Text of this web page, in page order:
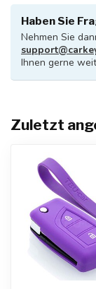
Haben Sie
Nehmen Sie
Ihnen gerne
Zuletzt